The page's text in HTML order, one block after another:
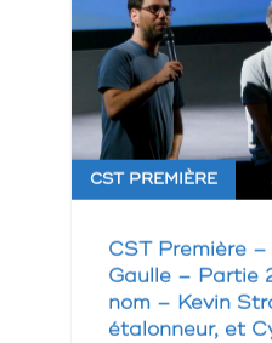
CST PREMIÈRE
CST Première
Gaulle – Partie
nom – Kevin
étalonneur, et